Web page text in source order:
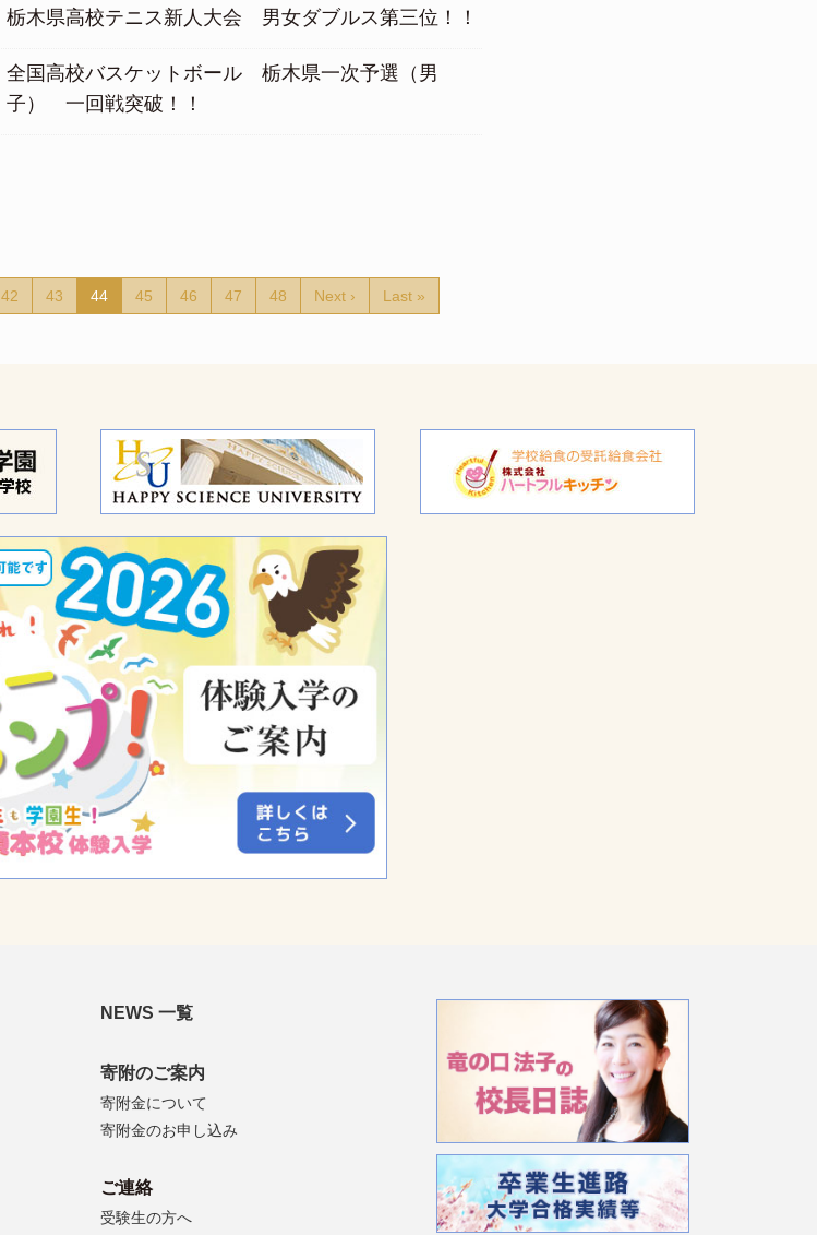
栃木県高校テニス新人大会 男女ダブルス第三位！！
全国高校バスケットボール 栃木県一次予選（男
子） 一回戦突破！！
42 43 44 45 46 47 48 Next › Last »
NEWS 一覧
寄附のご案内
寄附金について
寄附金のお申し込み
ご連絡
受験生の方へ